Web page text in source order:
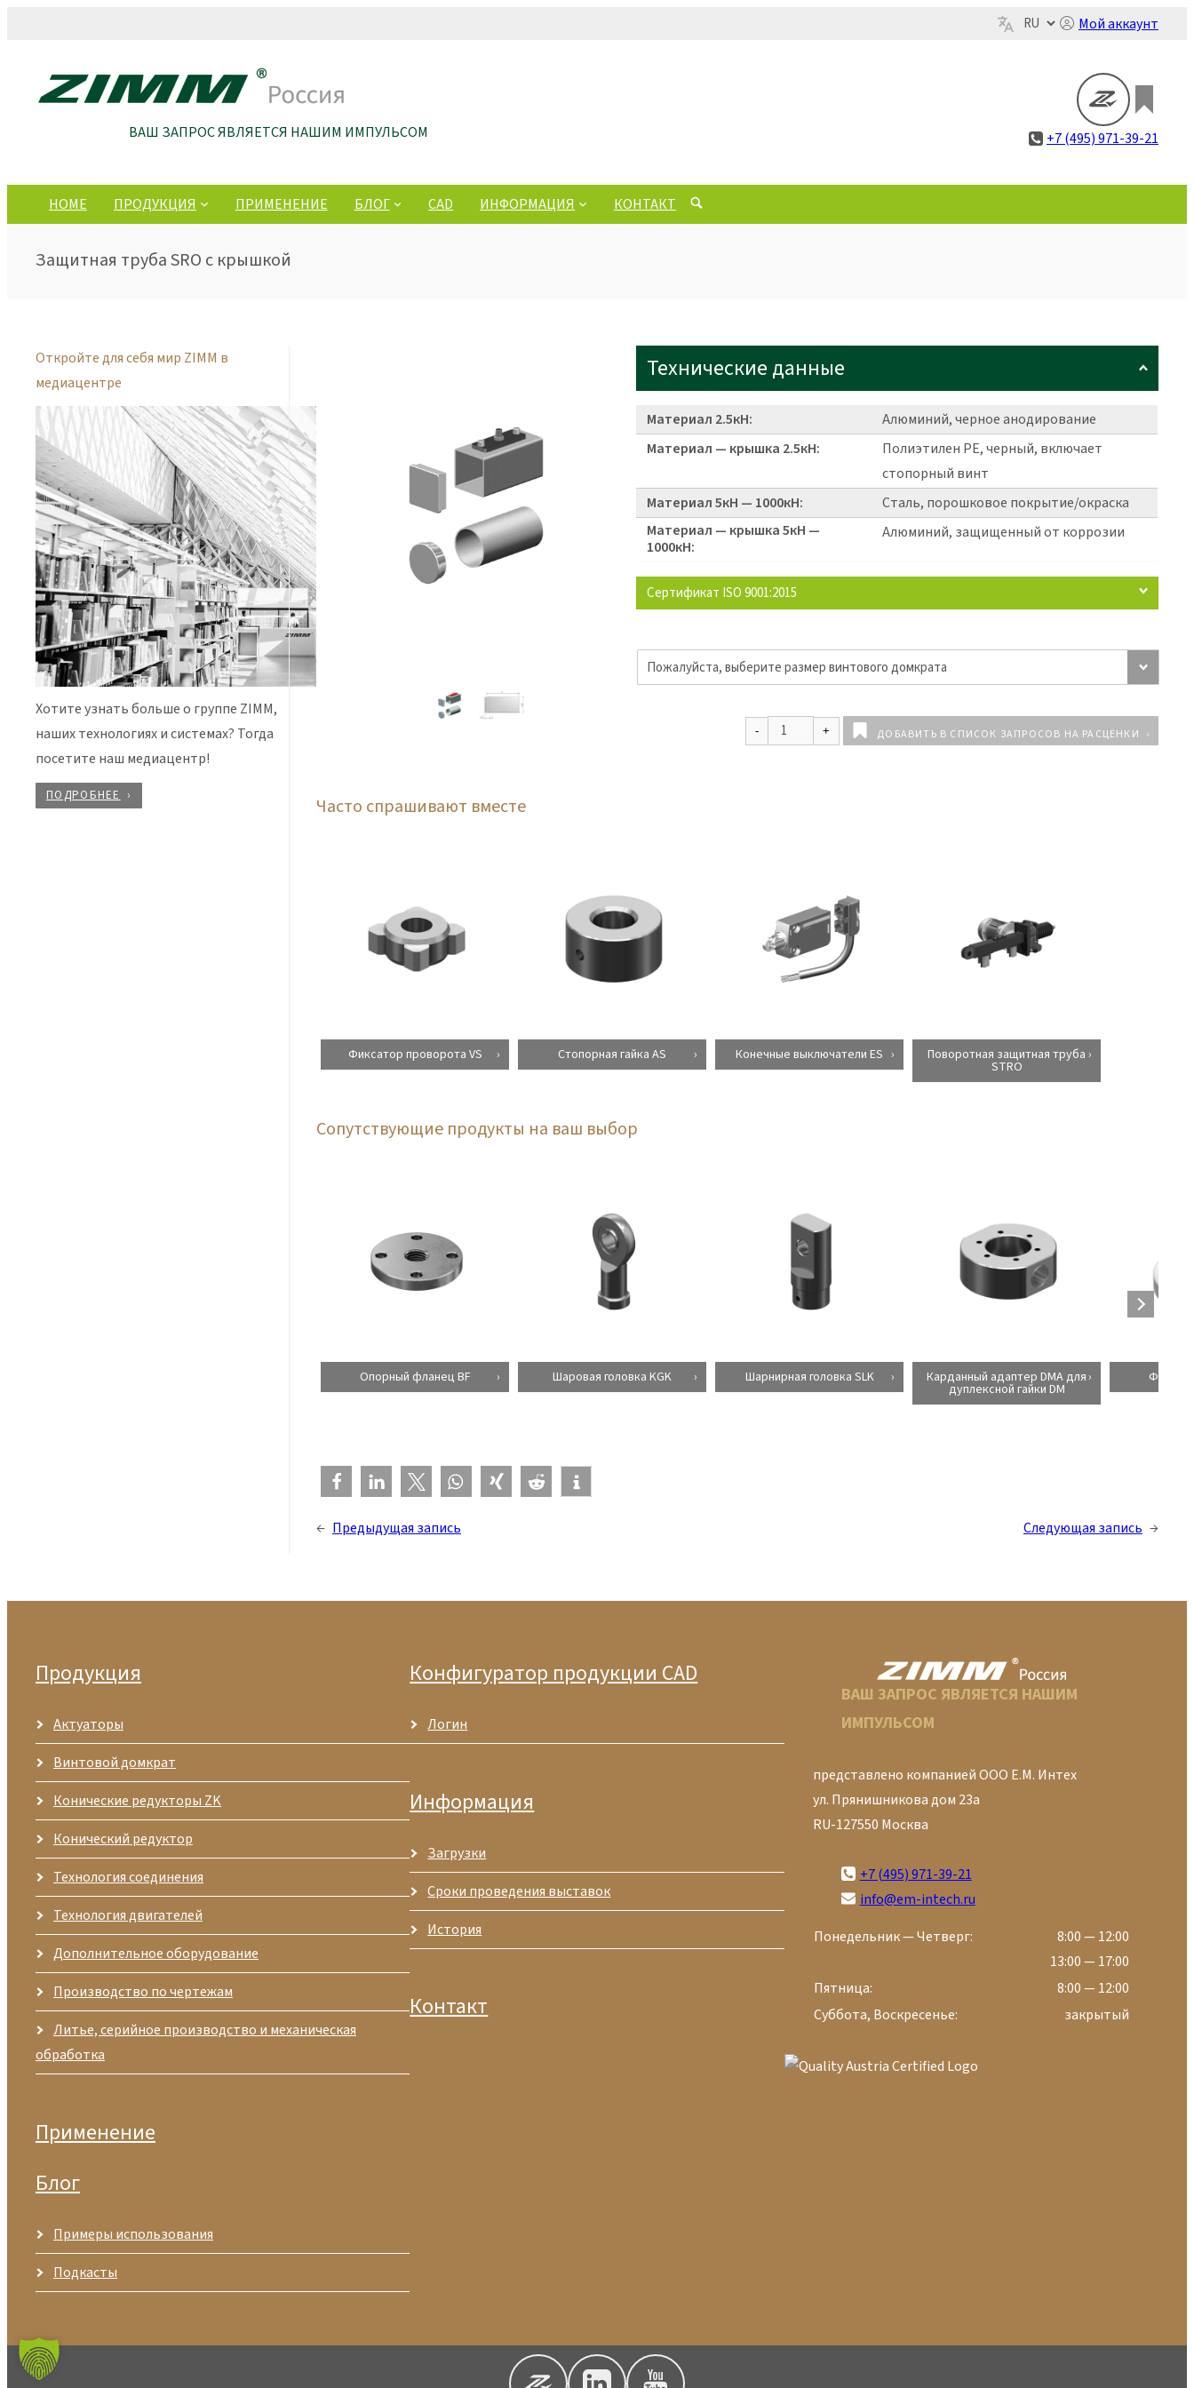
Мой аккаунт
ВАШ ЗАПРОС ЯВЛЯЕТСЯ НАШИМ ИМПУЛЬСОМ +7 (495) 971-39-21
HOME ПРОДУКЦИЯ ПРИМЕНЕНИЕ БЛОГ CAD ИНФОРМАЦИЯ КОНТАКТ
Защитная труба SRO с крышкой
Откройте для себя мир ZIMM в
медиацентре
Хотите узнать больше о группе ZIMM,
наших технологиях и системах? Тогда
посетите наш медиацентр!
ПОДРОБНЕЕ
Технические данные
Материал 2.5кН:
Алюминий, черное анодирование
Материал — крышка 2.5кН:
Полиэтилен PE, черный, включает
стопорный винт
Материал 5кН — 1000кН:
Сталь, порошковое покрытие/окраска
Материал — крышка 5кН —
1000кН:
Алюминий, защищенный от коррозии
Сертификат ISO 9001:2015
ДОБАВИТЬ В СПИСОК ЗАПРОСОВ НА РАСЦЕНКИ
Часто спрашивают вместе
Фиксатор проворота VS Стопорная гайка AS Конечные выключатели ES Поворотная защитная труба
STRO
Сопутствующие продукты на ваш выбор
Опорный фланец BF Шаровая головка KGK Шарнирная головка SLK Карданный адаптер DMA для
дуплексной гайки DM
← Предыдущая запись Следующая запись →
Продукция
Актуаторы
Винтовой домкрат
Конические редукторы ZK
Конический редуктор
Технология соединения
Технология двигателей
Дополнительное оборудование
Производство по чертежам
Литье, серийное производство и механическая
обработка
Применение
Блог
Примеры использования
Подкасты
Конфигуратор продукции CAD
Логин
Информация
Загрузки
Сроки проведения выставок
История
Контакт
ВАШ ЗАПРОС ЯВЛЯЕТСЯ НАШИМ
ИМПУЛЬСОМ
представлено компанией ООО Е.М. Интех
ул. Прянишникова дом 23а
RU-127550 Москва
+7 (495) 971-39-21
info@em-intech.ru
Понедельник — Четверг:
8:00 — 12:00
13:00 — 17:00
Пятница:
8:00 — 12:00
Суббота, Воскресенье:
закрытый